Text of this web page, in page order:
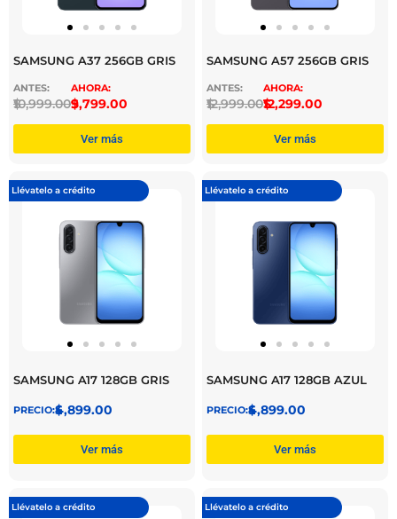
SAMSUNG A37 256GB GRIS
$
10,999.00$
9,799.00
Ver más
SAMSUNG A57 256GB GRIS
$
12,999.00$
12,299.00
Ver más
Llévatelo a crédito
SAMSUNG A17 128GB GRIS
$
4,899.00
Ver más
Llévatelo a crédito
SAMSUNG A17 128GB AZUL
$
4,899.00
Ver más
Llévatelo a crédito Llévatelo a crédito